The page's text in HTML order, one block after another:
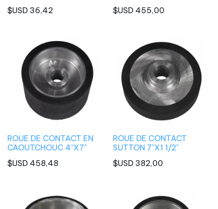
$USD 36,42
$USD 455,00
ROUE DE CONTACT EN
CAOUTCHOUC 4"X7"
$USD 458,48
ROUE DE CONTACT
SUTTON 7"X1 1/2"
$USD 382,00